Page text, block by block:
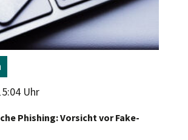
Uhr
Phishing: Vorsicht vor Fake-